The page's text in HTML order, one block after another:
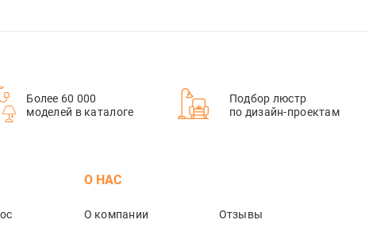
Более 60 000
моделей в каталоге
Подбор люстр
по дизайн-проектам
О НАС
О компании Отзывы